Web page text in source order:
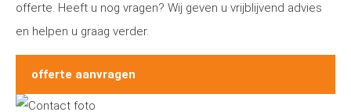
offerte. Heeft u nog vragen? Wij geven u vrijblijvend advies
en helpen u graag verder.
offerte aanvragen